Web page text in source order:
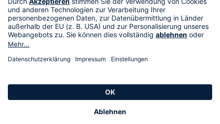
HSE International